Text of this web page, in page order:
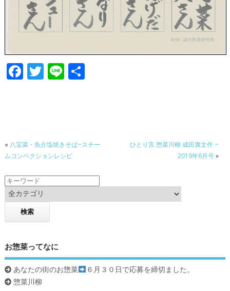
F
o
o
k
T Li 共
« 八宝菜・魚介塩焼きそば~スチー
ムコンベクションレシピ
ひとり言 惣菜川柳 成田廣文作 ~
2019年6月号»
お惣菜ってなに
あなたの街のお惣菜
６月３０日で応募を締切ました。
惣菜川柳